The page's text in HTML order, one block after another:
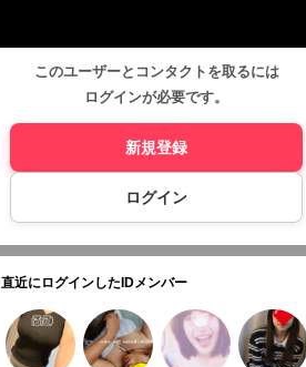
このユーザーとコンタクトを取るには
ログインが必要です。
新規登録
ログイン
直近にログインしたIDメンバー